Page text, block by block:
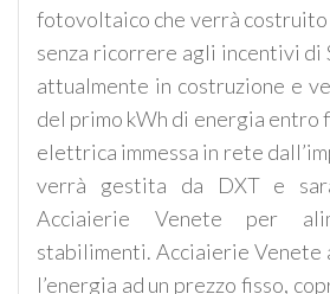
fotovoltaico che verrà
senza ricorrere agli incentivi di
attualmente in costruzione e
del primo kWh di energia entro
elettrica immessa in rete
verrà gestita da DXT e
Acciaierie Venete per
stabilimenti. Acciaierie Venete
l’energia ad un prezzo fisso,